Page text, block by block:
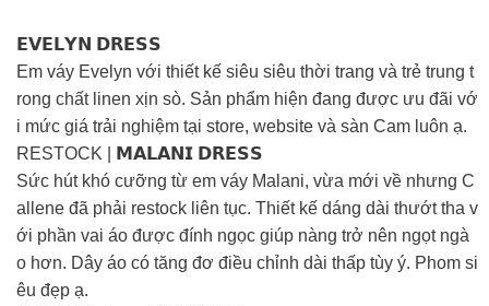
𝗘𝗩𝗘𝗟𝗬𝗡 𝗗𝗥𝗘𝗦𝗦
Em váy Evelyn với thiết kế siêu siêu thời trang và trẻ trung t
rong chất linen xịn sò. Sản phẩm hiện đang được ưu đãi vớ
i mức giá trải nghiệm tại store, website và sàn Cam luôn ạ.
RESTOCK | 𝗠𝗔𝗟𝗔𝗡𝗜 𝗗𝗥𝗘𝗦𝗦
Sức hút khó cưỡng từ em váy Malani, vừa mới về nhưng C
allene đã phải restock liên tục. Thiết kế dáng dài thướt tha v
ới phần vai áo được đính ngọc giúp nàng trở nên ngọt ngà
o hơn. Dây áo có tăng đơ điều chỉnh dài thấp tùy ý. Phom si
êu đẹp ạ.